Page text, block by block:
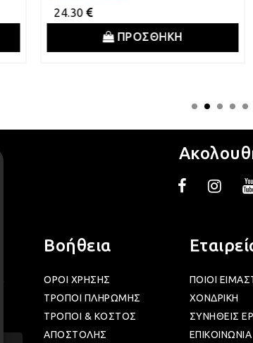
24.30
ΠΡΟΣΘΗΚΗ
Βοήθεια
ΟΡΟΙ ΧΡΗΣΗΣ
ΤΡΟΠΟΙ ΠΛΗΡΩΜΗΣ
ΤΡΟΠΟΙ & ΚΟΣΤΟΣ
ΑΠΟΣΤΟΛΗΣ
ΠΟΙΟΙ
ΧΟΝΔΡΙΚΗ
ΣΥΝΗΘΕΙΣ
ΕΠΙΚΟΙΝΩΝΙΑ